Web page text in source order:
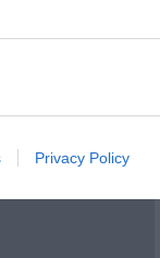
Privacy Policy